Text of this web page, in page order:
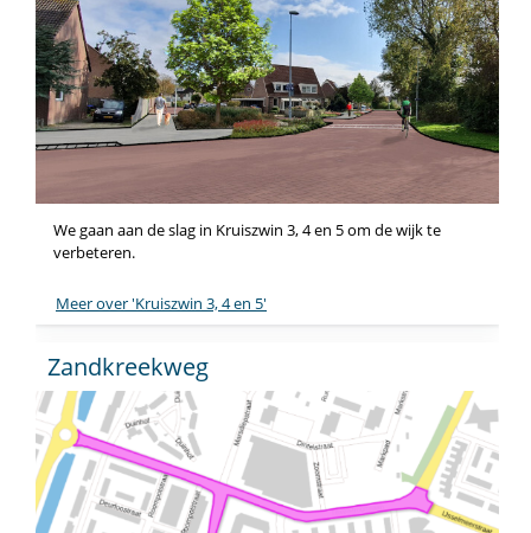
We gaan aan de slag in Kruiszwin 3, 4 en 5 om de wijk te
verbeteren.
Meer over 'Kruiszwin 3, 4 en 5'
Zandkreekweg